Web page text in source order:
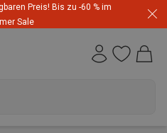
Preis! Bis zu -60 % im
Sale